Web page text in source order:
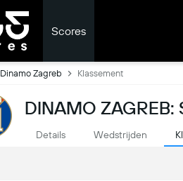
Scores
Dinamo Zagreb Klassement
DINAMO ZAGREB:
Details Wedstrijden